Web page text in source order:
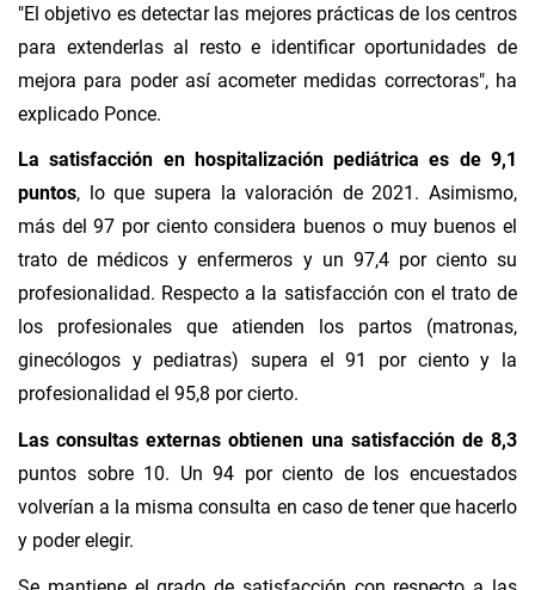
"El objetivo es detectar las mejores prácticas de los centros
para extenderlas al resto e identificar oportunidades de
mejora para poder así acometer medidas correctoras", ha
explicado Ponce.
La satisfacción en hospitalización pediátrica es de 9,1
puntos, lo que supera la valoración de 2021. Asimismo,
más del 97 por ciento considera buenos o muy buenos el
trato de médicos y enfermeros y un 97,4 por ciento su
profesionalidad. Respecto a la satisfacción con el trato de
los profesionales que atienden los partos (matronas,
ginecólogos y pediatras) supera el 91 por ciento y la
profesionalidad el 95,8 por cierto.
Las consultas externas obtienen una satisfacción de 8,3
puntos sobre 10. Un 94 por ciento de los encuestados
volverían a la misma consulta en caso de tener que hacerlo
y poder elegir.